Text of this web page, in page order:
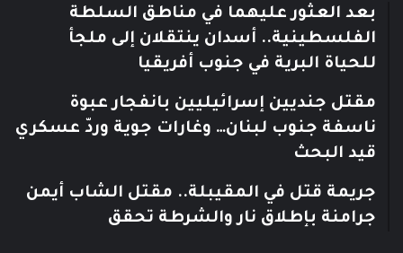
بعد العثور عليهما في مناطق السلطة
الفلسطينية.. أسدان ينتقلان إلى ملجأ
للحياة البرية في جنوب أفريقيا
مقتل جنديين إسرائيليين بانفجار عبوة
ناسفة جنوب لبنان… وغارات جوية وردّ عسكري
قيد البحث
جريمة قتل في المقيبلة.. مقتل الشاب أيمن
جرامنة بإطلاق نار والشرطة تحقق